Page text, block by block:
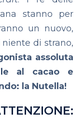
stanno per
un nuovo,
di strano,
assoluta
al cacao e
la Nutella!